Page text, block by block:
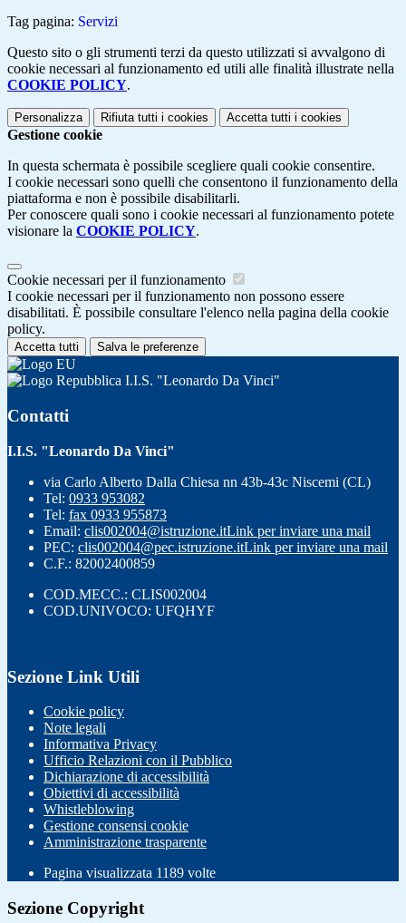
Tag pagina: Servizi
Questo sito o gli strumenti terzi da questo utilizzati si avvalgono di
cookie necessari al funzionamento ed utili alle finalità illustrate nella
COOKIE POLICY.
Personalizza Rifiuta tutti i cookies Accetta tutti i cookies
Gestione cookie
In questa schermata è possibile scegliere quali cookie consentire.
I cookie necessari sono quelli che consentono il funzionamento della
piattaforma e non è possibile disabilitarli.
Per conoscere quali sono i cookie necessari al funzionamento potete
visionare la COOKIE POLICY.
Cookie necessari per il funzionamento
I cookie necessari per il funzionamento non possono essere
disabilitati. È possibile consultare l'elenco nella pagina della cookie
policy.
Accetta tutti Salva le preferenze
I.I.S. "Leonardo Da Vinci"
Contatti
I.I.S. "Leonardo Da Vinci"
via Carlo Alberto Dalla Chiesa nn 43b-43c Niscemi (CL)
Tel: 0933 953082
Tel: fax 0933 955873
Email: clis002004@istruzione.itLink per inviare una mail
PEC: clis002004@pec.istruzione.itLink per inviare una mail
C.F.: 82002400859
COD.MECC.: CLIS002004
COD.UNIVOCO: UFQHYF
Sezione Link Utili
Cookie policy
Note legali
Informativa Privacy
Ufficio Relazioni con il Pubblico
Dichiarazione di accessibilità
Obiettivi di accessibilità
Whistleblowing
Gestione consensi cookie
Amministrazione trasparente
Pagina visualizzata 1189 volte
Sezione Copyright